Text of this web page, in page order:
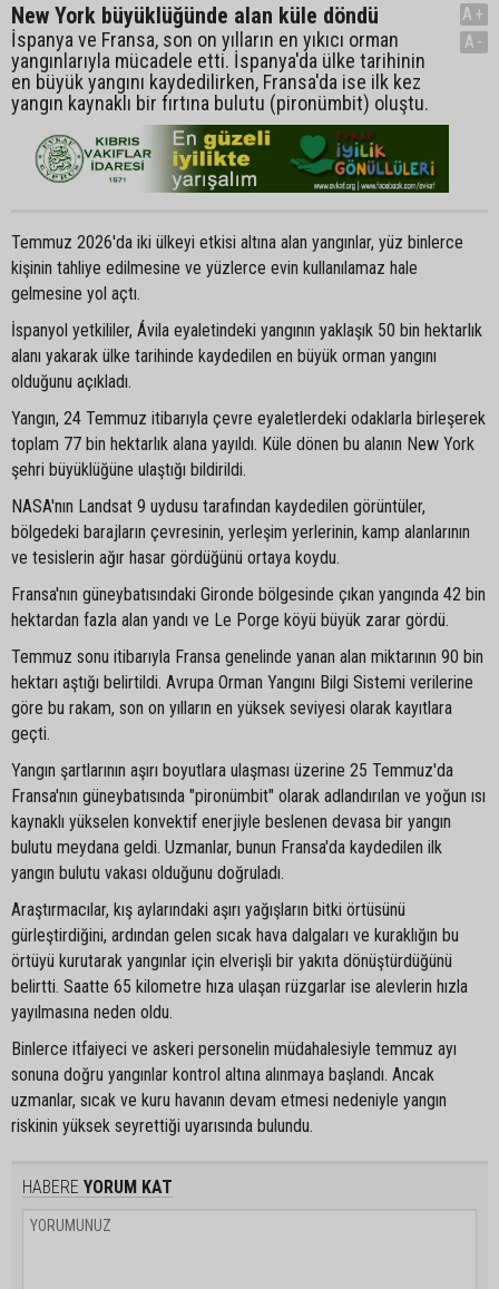
New York büyüklüğünde alan küle döndü
İspanya ve Fransa, son on yılların en yıkıcı orman
yangınlarıyla mücadele etti. İspanya'da ülke tarihinin
en büyük yangını kaydedilirken, Fransa'da ise ilk kez
yangın kaynaklı bir fırtına bulutu (pironümbit) oluştu.
A+
A-
Temmuz 2026'da iki ülkeyi etkisi altına alan yangınlar, yüz binlerce
kişinin tahliye edilmesine ve yüzlerce evin kullanılamaz hale
gelmesine yol açtı.
İspanyol yetkililer, Ávila eyaletindeki yangının yaklaşık 50 bin hektarlık
alanı yakarak ülke tarihinde kaydedilen en büyük orman yangını
olduğunu açıkladı.
Yangın, 24 Temmuz itibarıyla çevre eyaletlerdeki odaklarla birleşerek
toplam 77 bin hektarlık alana yayıldı. Küle dönen bu alanın New York
şehri büyüklüğüne ulaştığı bildirildi.
NASA'nın Landsat 9 uydusu tarafından kaydedilen görüntüler,
bölgedeki barajların çevresinin, yerleşim yerlerinin, kamp alanlarının
ve tesislerin ağır hasar gördüğünü ortaya koydu.
Fransa'nın güneybatısındaki Gironde bölgesinde çıkan yangında 42 bin
hektardan fazla alan yandı ve Le Porge köyü büyük zarar gördü.
Temmuz sonu itibarıyla Fransa genelinde yanan alan miktarının 90 bin
hektarı aştığı belirtildi. Avrupa Orman Yangını Bilgi Sistemi verilerine
göre bu rakam, son on yılların en yüksek seviyesi olarak kayıtlara
geçti.
Yangın şartlarının aşırı boyutlara ulaşması üzerine 25 Temmuz'da
Fransa'nın güneybatısında "pironümbit" olarak adlandırılan ve yoğun ısı
kaynaklı yükselen konvektif enerjiyle beslenen devasa bir yangın
bulutu meydana geldi. Uzmanlar, bunun Fransa'da kaydedilen ilk
yangın bulutu vakası olduğunu doğruladı.
Araştırmacılar, kış aylarındaki aşırı yağışların bitki örtüsünü
gürleştirdiğini, ardından gelen sıcak hava dalgaları ve kuraklığın bu
örtüyü kurutarak yangınlar için elverişli bir yakıta dönüştürdüğünü
belirtti. Saatte 65 kilometre hıza ulaşan rüzgarlar ise alevlerin hızla
yayılmasına neden oldu.
Binlerce itfaiyeci ve askeri personelin müdahalesiyle temmuz ayı
sonuna doğru yangınlar kontrol altına alınmaya başlandı. Ancak
uzmanlar, sıcak ve kuru havanın devam etmesi nedeniyle yangın
riskinin yüksek seyrettiği uyarısında bulundu.
HABERE YORUM KAT